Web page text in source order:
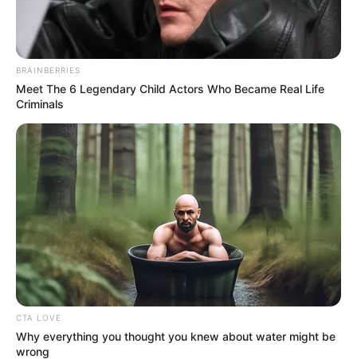
ΛΙΓΑ ΛΟΓΙΑ ΓΙΑ ΜΕΝΑ
Πέμπτη, 22 Οκτωβρίου 2020, 20:06
ΓΕΙΑ ΣΑΣ….ΚΑΛΩΣ ΗΛΘΑΤΕ ΣΤΗΝ ΙΣΤΟΣΕΛΙΔΑ...
ΑΛΕΞΑΝΔΡΟΣ ΖΕΥΣ Ο
ΑΡΧΗΓΟΣ ΤΩΝ ΕΛ. Ο
ΑΠΟΛΥΤΟΣ ΚΥΡΙΑΡΧΟΣ.
ΕΙΝΑΙ ΕΔΩ, ΕΙΝΑΙ...
ΕΙΜΑΣΤΕ ΣΤΗΝ ΤΕΛΙΚΗ
ΕΥΘΕΙΑ.. ΕΙΝΑΙ ΕΔΩ.. ΕΙΝΑΙ
ΜΑΖΙ ΜΑΣ, ΜΑΣ
ΠΡΟΣΤΑΤΕΥΟΥΝ ΚΑΙ...
BRAINBERRIES
Meet The 6 Legendary Child Actors Who Became Real Life
Criminals
CTA LOVE
Why everything you thought you knew about water might be
wrong